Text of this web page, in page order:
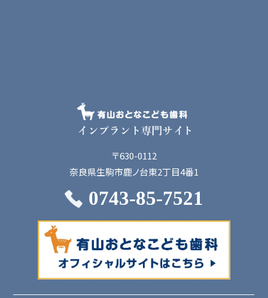
〒630-0112
奈良県生駒市鹿ノ台東2丁目4番1
0743-85-7521